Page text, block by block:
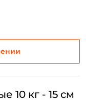
10 кг - 15 см